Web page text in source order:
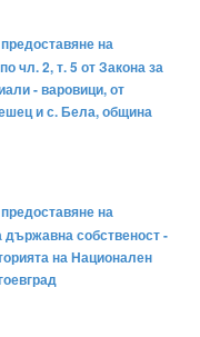
на
чл. 2, т. 5 от Закона за
- варовици, от
и с. Бела, община
на
държавна собственост -
на Национален